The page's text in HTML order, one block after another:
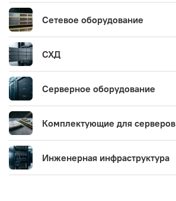
Сетевое оборудование
СХД
Серверное оборудование
Комплектующие для серверов
Инженерная инфраструктура